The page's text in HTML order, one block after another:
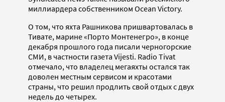
миллиардера собственником Ocean Victory.
О том, что яхта Рашникова пришвартовалась в
Тивате, марине «Порто Монтенегро», в конце
декабря прошлого года писали черногорские
СМИ, в частности газета Vijesti. Radio Tivat
отмечало, что владелец мегаяхты остался так
доволен местным сервисом и красотами
страны, что решил продлить свой отдых с двух
недель до четырех.